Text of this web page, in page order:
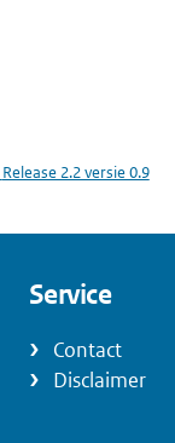
Release 2.2 versie 0.9
Service
Contact
Disclaimer